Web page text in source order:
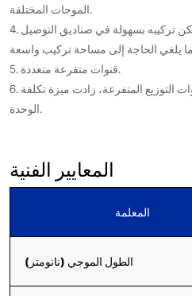
الموجات المختلفة.
4. هيكل مضغوط وحجم صغير: يمكن تركيبه بسهولة في صناديق التوصيل
5. قنوات متفرعة متعددة.
6. ميزة التكلفة: كلما زاد عدد قنوات التوزيع المتفرعة، زادت ميزة تكلفة
الوحدة.
المعايير الفنية
المعلمة
الطول الموجي (نانومتر)